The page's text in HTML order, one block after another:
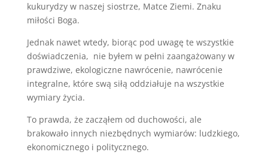
kukurydzy w naszej siostrze, Matce Ziemi. Znaku
miłości Boga.
Jednak nawet wtedy, biorąc pod uwagę te wszystkie
doświadczenia, nie byłem w pełni zaangażowany w
prawdziwe, ekologiczne nawrócenie, nawrócenie
integralne, które swą siłą oddziałuje na wszystkie
wymiary życia.
To prawda, że ​​zacząłem od duchowości, ale
brakowało innych niezbędnych wymiarów: ludzkiego,
ekonomicznego i politycznego.